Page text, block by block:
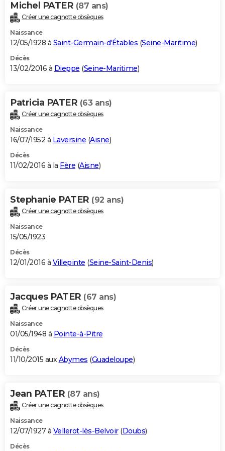
Michel PATER (87 ans)
Créer une cagnotte obsèques
Naissance
12/05/1928 à Saint-Germain-d'Étables (Seine-Maritime)
Décès
13/02/2016 à Dieppe (Seine-Maritime)
Patricia PATER (63 ans)
Créer une cagnotte obsèques
Naissance
16/07/1952 à Laversine (Aisne)
Décès
11/02/2016 à la Fère (Aisne)
Stephanie PATER (92 ans)
Créer une cagnotte obsèques
Naissance
15/05/1923
Décès
12/01/2016 à Villepinte (Seine-Saint-Denis)
Jacques PATER (67 ans)
Créer une cagnotte obsèques
Naissance
01/05/1948 à Pointe-à-Pitre
Décès
11/10/2015 auxAbymes (Guadeloupe)
Jean PATER (87 ans)
Créer une cagnotte obsèques
Naissance
12/07/1927 à Vellerot-lès-Belvoir(Doubs)
Décès